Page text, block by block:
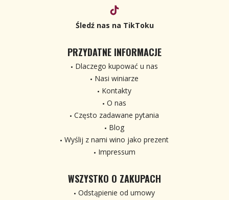
Śledź nas na TikToku
PRZYDATNE INFORMACJE
Dlaczego kupować u nas
Nasi winiarze
Kontakty
O nas
Często zadawane pytania
Blog
Wyślij z nami wino jako prezent
Impressum
WSZYSTKO O ZAKUPACH
Odstąpienie od umowy